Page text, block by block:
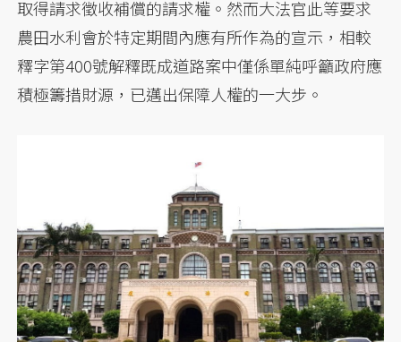
取得請求徵收補償的請求權。然而大法官此等要求
農田水利會於特定期間內應有所作為的宣示，相較
釋字第400號解釋既成道路案中僅係單純呼籲政府應
積極籌措財源，已邁出保障人權的一大步。